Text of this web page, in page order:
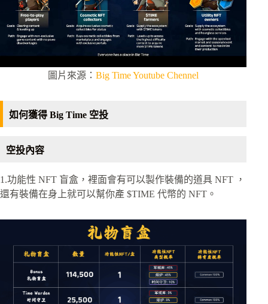
圖片來源：Big Time Youtube Chennel
如何獲得 Big Time 空投
空投內容
1.功能性 NFT 盲盒，裡面會有可以製作裝備的道具 NFT ，
還有裝備在身上就可以幫你產 $TIME 代幣的 NFT。